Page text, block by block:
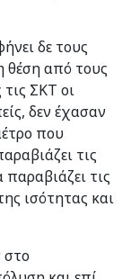
δε τους
θέση από τους
ΣΚΤ οι
δεν έχασαν
που
τις
τις
ισότητας και
στο